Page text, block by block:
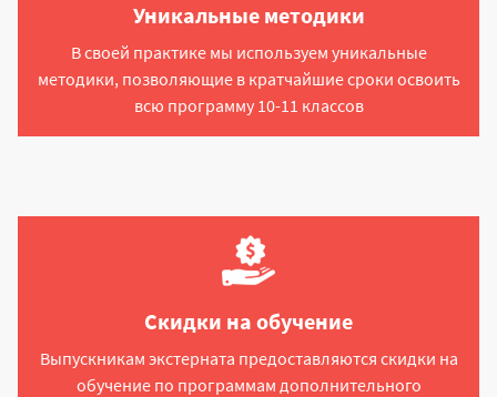
Уникальные методики
В своей практике мы используем уникальные
методики, позволяющие в кратчайшие сроки освоить
всю программу 10-11 классов
Скидки на обучение
Выпускникам экстерната предоставляются скидки на
обучение по программам дополнительного